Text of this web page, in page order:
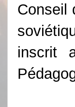
Conseil
inscrit